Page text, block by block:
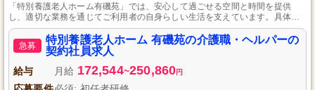
「特別養護老人ホーム有磯苑」では、安心して過ごせる空間と時間を提供
し、適切な業務を通じてご利用者の自身らしい生活を支えています。具体的
な業務内容は、移乗介助や水分補給介助、日常生活のお食事や入浴・トイレ
の介助、清掃、レクリエーションの補佐、外出時の付き添い、話し相手にな
ることなどです。
急募
特別養護老人ホーム 有磯苑の介護職・ヘルパーの
契約社員求人
給与 月給 172,544~250,860円